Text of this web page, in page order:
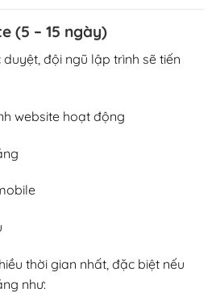
(5 – 15 ngày)
đội ngũ lập trình sẽ tiến
website hoạt động
thời gian nhất, đặc biệt nếu
như: